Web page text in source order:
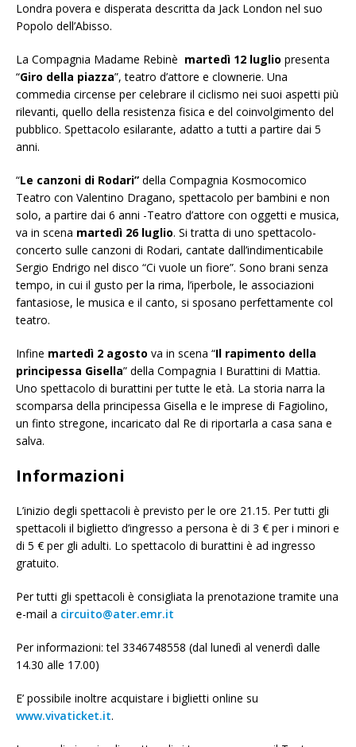
Londra povera e disperata descritta da Jack London nel suo
Popolo dell’Abisso.
La Compagnia Madame Rebinè martedì 12 luglio presenta
“Giro della piazza”, teatro d’attore e clownerie. Una
commedia circense per celebrare il ciclismo nei suoi aspetti più
rilevanti, quello della resistenza fisica e del coinvolgimento del
pubblico. Spettacolo esilarante, adatto a tutti a partire dai 5
anni.
“Le canzoni di Rodari” della Compagnia Kosmocomico
Teatro con Valentino Dragano, spettacolo per bambini e non
solo, a partire dai 6 anni -Teatro d’attore con oggetti e musica,
va in scena martedì 26 luglio. Si tratta di uno spettacolo-
concerto sulle canzoni di Rodari, cantate dall’indimenticabile
Sergio Endrigo nel disco “Ci vuole un fiore”. Sono brani senza
tempo, in cui il gusto per la rima, l’iperbole, le associazioni
fantasiose, le musica e il canto, si sposano perfettamente col
teatro.
Infine martedì 2 agosto va in scena “Il rapimento della
principessa Gisella” della Compagnia I Burattini di Mattia.
Uno spettacolo di burattini per tutte le età. La storia narra la
scomparsa della principessa Gisella e le imprese di Fagiolino,
un finto stregone, incaricato dal Re di riportarla a casa sana e
salva.
Informazioni
L’inizio degli spettacoli è previsto per le ore 21.15. Per tutti gli
spettacoli il biglietto d’ingresso a persona è di 3 € per i minori e
di 5 € per gli adulti. Lo spettacolo di burattini è ad ingresso
gratuito.
Per tutti gli spettacoli è consigliata la prenotazione tramite una
e-mail a circuito@ater.emr.it
Per informazioni: tel 3346748558 (dal lunedì al venerdì dalle
14.30 alle 17.00)
E’ possibile inoltre acquistare i biglietti online su
www.vivaticket.it.